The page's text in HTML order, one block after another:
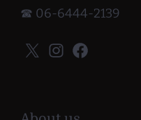
☎ 06-6444-2139
X Instagram
Facebook